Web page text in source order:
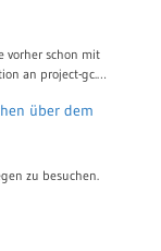
vorher schon mit
an project-gc.…
über dem
zu besuchen.